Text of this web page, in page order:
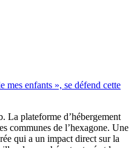
mes enfants », se défend cette
La plateforme d’hébergement
communes de l’hexagone. Une
qui a un impact direct sur la